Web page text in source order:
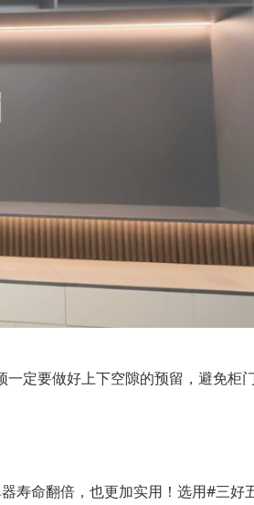
一定要做好上下空隙的预留，避免柜
寿命翻倍，也更加实用！选用#三好